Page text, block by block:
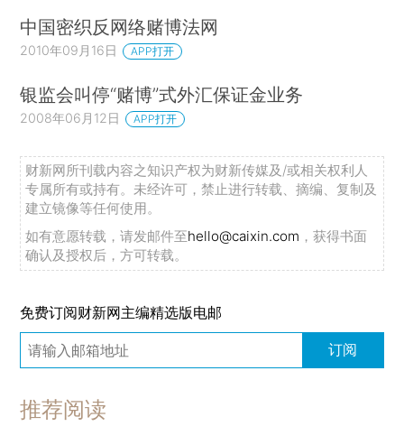
中国密织反网络赌博法网
2010年09月16日 APP打开
银监会叫停“赌博”式外汇保证金业务
2008年06月12日 APP打开
财新网所刊载内容之知识产权为财新传媒及/或相关权利人
专属所有或持有。未经许可，禁止进行转载、摘编、复制及
建立镜像等任何使用。
如有意愿转载，请发邮件至hello@caixin.com ，获得书面
确认及授权后，方可转载。
免费订阅财新网主编精选版电邮
订阅
推荐阅读